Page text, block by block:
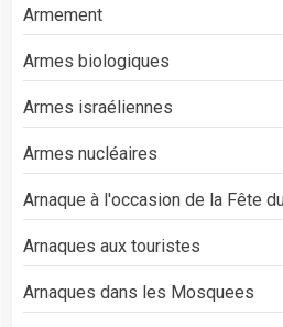
Armement
Armes biologiques
Armes israéliennes
Armes nucléaires
Arnaque à l'occasion de la Fête
Arnaques aux touristes
Arnaques dans les Mosquees